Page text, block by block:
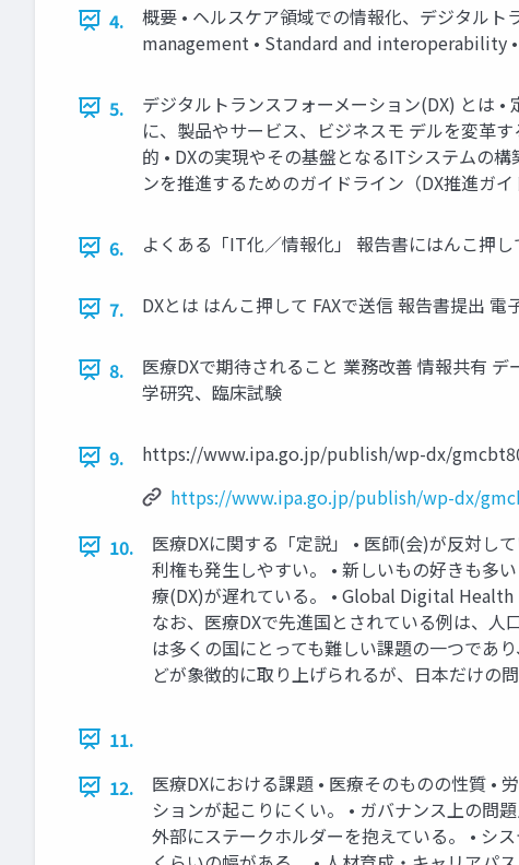
4.
概要 • ヘルスケア領域での情報化、デジタルト
management • Standard and interoperability
5.
デジタルトランスフォーメーション(DX) とは
に、製品やサービス、ビジネスモ デルを変革
的 • DXの実現やその基盤となるITシステムの
ンを推進するためのガイドライン（DX推進
6. よくある「IT化／情報化」 報告書にはんこ押
7. DXとは はんこ押して FAXで送信 報告書提出
8.
医療DXで期待されること 業務改善 情報共有
学研究、臨床試験
9.
https://www.ipa.go.jp/publish/wp-dx/
https://www.ipa.go.jp/publish/wp-dx/
10.
医療DXに関する「定説」 • 医師(会)が反対し
利権も発生しやすい。 • 新しいもの好きも多
療(DX)が遅れている。 • Global Digital
なお、医療DXで先進国とされている例は、
は多くの国にとっても難しい課題の一つであ
どが象徴的に取り上げられるが、日本だけの問
11.
12.
医療DXにおける課題 • 医療そのものの性質 •
ションが起こりにくい。 • ガバナンス上の問
外部にステークホルダーを抱えている。 • シ